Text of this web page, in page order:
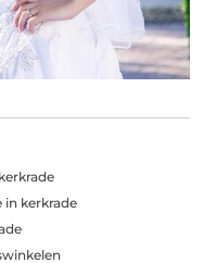
in kerkrade